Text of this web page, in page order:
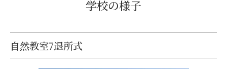
学校の様子
自然教室7退所式